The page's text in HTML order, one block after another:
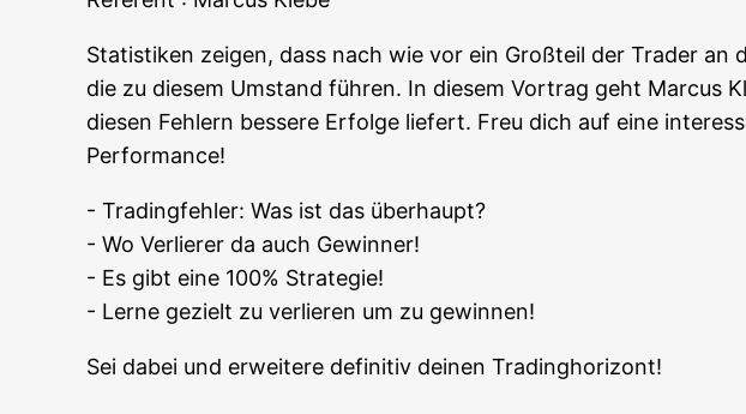
Sta­tis­ti­ken zei­gen, dass nach wie vor ein Groß­teil der Trader
die zu die­sem Umstand füh­ren. In die­sem Vor­trag geht Mar­cus
die­sen Feh­lern bes­se­re Erfol­ge lie­fert. Freu dich auf eine
Performance!
- Tra­ding­feh­ler: Was ist das überhaupt?
- Wo Ver­lie­rer da auch Gewinner!
- Es gibt eine 100% Strategie!
- Ler­ne gezielt zu ver­lie­ren um zu gewinnen!
Sei dabei und erwei­te­re defi­ni­tiv dei­nen Tradinghorizont!